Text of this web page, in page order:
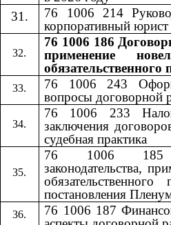
76 1006 214
корпоративный
76 1006 186
применение
обязательственного
76 1006 243
вопросы договорной
76 1006 233
заключения
судебная практика
76 1006 185
законодательства,
постановления
76 1006 187